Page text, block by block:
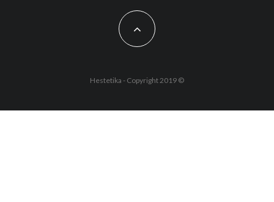
Hestetika - Copyright 2019 ©